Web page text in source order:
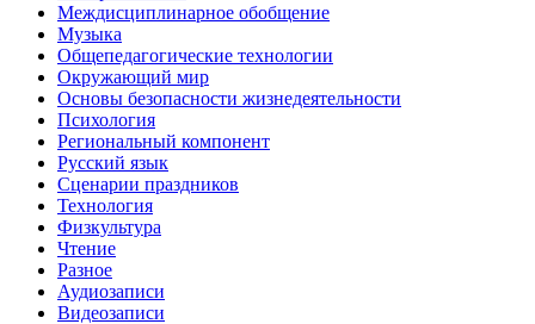
Междисциплинарное обобщение
Музыка
Общепедагогические технологии
Окружающий мир
Основы безопасности жизнедеятельности
Психология
Региональный компонент
Русский язык
Сценарии праздников
Технология
Физкультура
Чтение
Разное
Аудиозаписи
Видеозаписи